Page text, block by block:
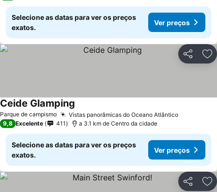
Selecione as datas para ver os preços
exatos.
Ver preços
Partilhar
Parque de campismo Vistas panorâmicas do Oceano AtlânticoVer preços
Ceide Glamping
9,8 Excelente 411 a 3.1 km de Centro da cidade
Selecione as datas para ver os preços
exatos.
Ver preços
Partilhar